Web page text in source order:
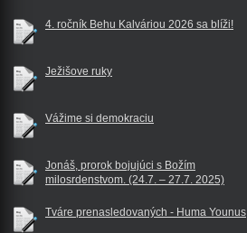
4. ročník Behu Kalváriou 2026 sa blíži!
Ježišove ruky
Vážime si demokraciu
Jonáš, prorok bojujúci s Božím
milosrdenstvom. (24.7. – 27.7. 2025)
Tváre prenasledovaných - Huma Younus